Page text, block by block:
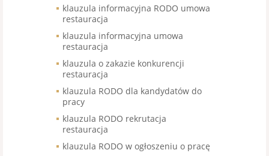
klauzula informacyjna RODO umowa
restauracja
klauzula informacyjna umowa
restauracja
klauzula o zakazie konkurencji
restauracja
klauzula RODO dla kandydatów do
pracy
klauzula RODO rekrutacja
restauracja
klauzula RODO w ogłoszeniu o pracę